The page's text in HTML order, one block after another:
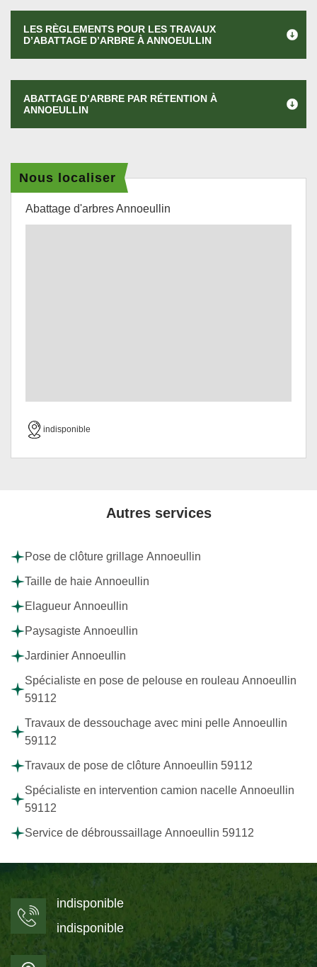
LES RÈGLEMENTS POUR LES TRAVAUX
D’ABATTAGE D’ARBRE À ANNOEULLIN
ABATTAGE D’ARBRE PAR RÉTENTION À
ANNOEULLIN
Nous localiser
Abattage d'arbres Annoeullin
indisponible
Autres services
Pose de clôture grillage Annoeullin
Taille de haie Annoeullin
Elagueur Annoeullin
Paysagiste Annoeullin
Jardinier Annoeullin
Spécialiste en pose de pelouse en rouleau Annoeullin
59112
Travaux de dessouchage avec mini pelle Annoeullin
59112
Travaux de pose de clôture Annoeullin 59112
Spécialiste en intervention camion nacelle Annoeullin
59112
Service de débroussaillage Annoeullin 59112
indisponible
indisponible